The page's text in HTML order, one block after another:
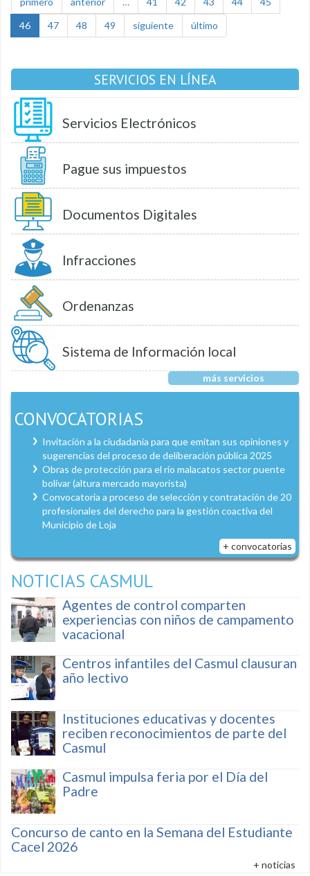
46
47 48 49 siguiente último
SERVICIOS EN LÍNEA
Servicios Electrónicos
Pague sus impuestos
Documentos Digitales
Infracciones
Ordenanzas
Sistema de Información local
más servicios
CONVOCATORIAS
Invitación a la ciudadanía para que emitan sus opiniones y
sugerencias del proceso de deliberación pública 2025
Obras de protección para el río malacatos sector puente
bolívar (altura mercado mayorista)
Convocatoria a proceso de selección y contratación de 20
profesionales del derecho para la gestión coactiva del
Municipio de Loja
+ convocatorias
NOTICIAS CASMUL
Agentes de control comparten
experiencias con niños de campamento
vacacional
Centros infantiles del Casmul clausuran
año lectivo
Instituciones educativas y docentes
reciben reconocimientos de parte del
Casmul
Casmul impulsa feria por el Día del
Padre
Concurso de canto en la Semana del Estudiante
Cacel 2026
+ noticias